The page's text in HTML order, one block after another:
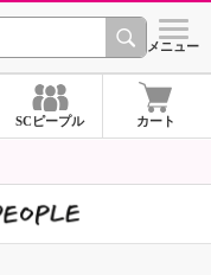
シメニュー
SCピープル カート